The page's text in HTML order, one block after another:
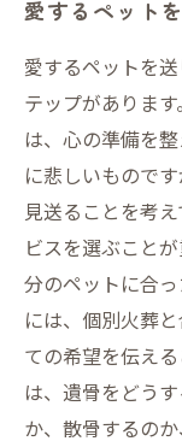
愛するペット
愛するペットを
テップがありま
は、心の準備を
に悲しいもので
見送ることを考
ビスを選ぶこと
分のペットに合
には、個別火葬
ての希望を伝え
は、遺骨をどう
か、散骨するの